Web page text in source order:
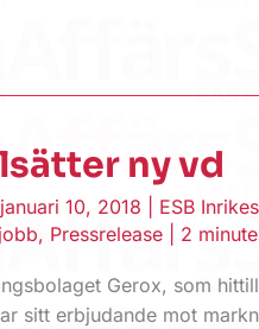
ny vd
januari 10, 2018 ESB Inrikes
, Pressrelease 2
Gerox, som
sitt erbjudande mot